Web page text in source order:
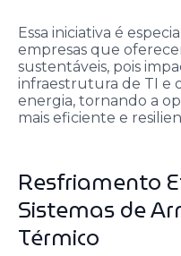
Essa iniciativa é
empresas que
sustentáveis, pois
infraestrutura de TI e
energia, tornando a
mais eficiente e
Resfriamento
Sistemas de
Térmico